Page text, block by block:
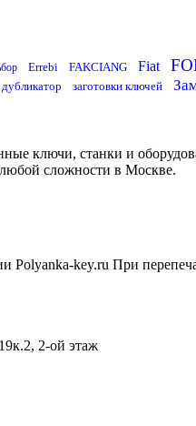
Errebi FAKCIANG Fiat
дубликатор заготовки ключей
ключи, станки и
сложности в Москве.
Polyanka-key.ru При
2-ой этаж